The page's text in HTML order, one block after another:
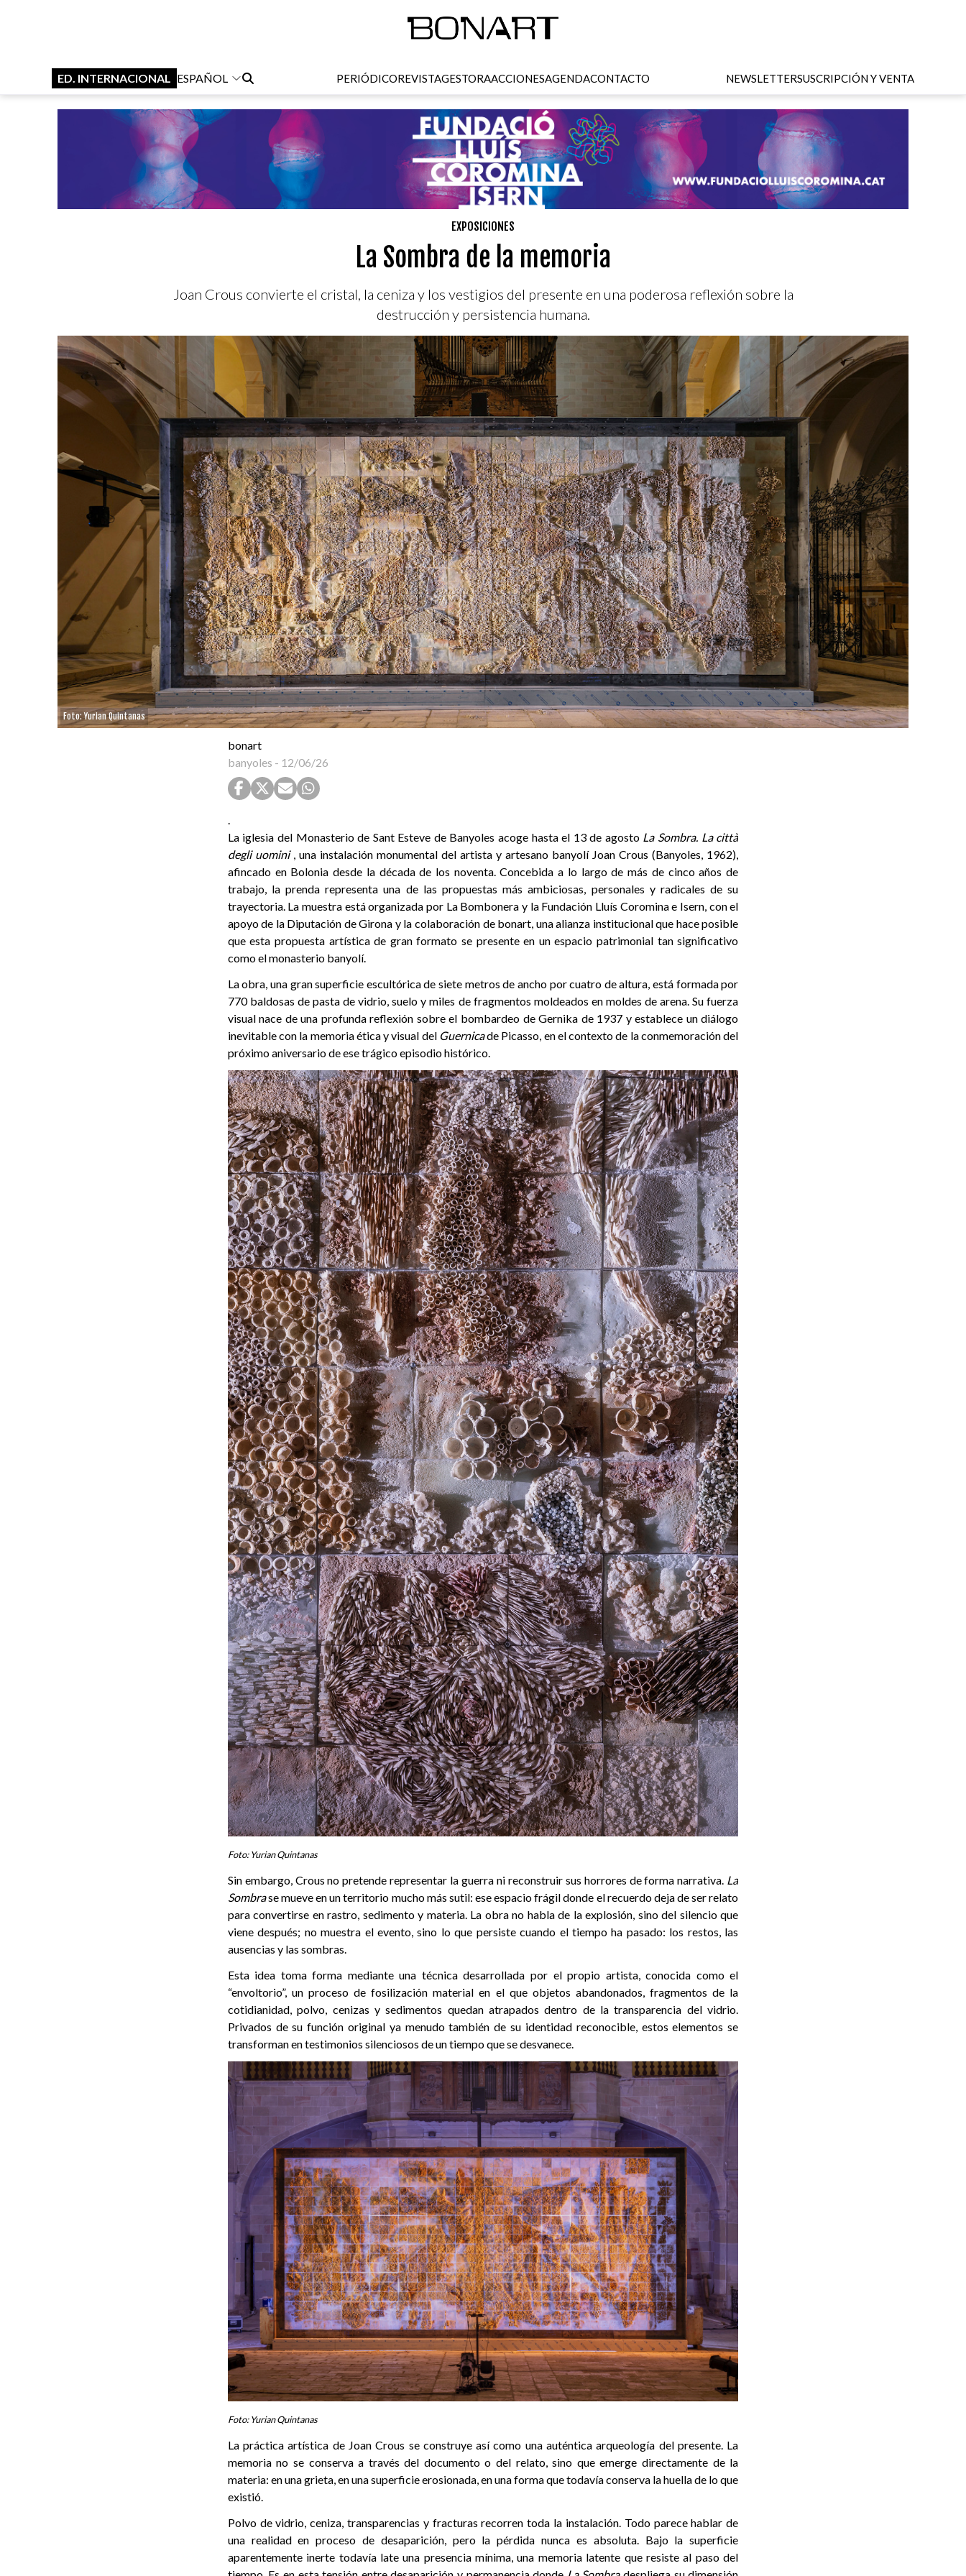
ED. INTERNACIONAL ESPAÑOL PERIÓDICOREVISTAGESTORAACCIONESAGENDACONTACTO NEWSLETTERSUSCRIPCIÓN Y VENTA
EXPOSICIONES
La Sombra de la memoria
Joan Crous convierte el cristal, la ceniza y los vestigios del presente en una poderosa reflexión sobre la
destrucción y persistencia humana.
Foto: Yurian Quintanas
bonart
banyoles - 12/06/26
.
La iglesia del Monasterio de Sant Esteve de Banyoles acoge hasta el 13 de agosto La Sombra. La città
degli uomini, una instalación monumental del artista y artesano banyolí Joan Crous (Banyoles, 1962),
afincado en Bolonia desde la década de los noventa. Concebida a lo largo de más de cinco años de
trabajo, la prenda representa una de las propuestas más ambiciosas, personales y radicales de su
trayectoria. La muestra está organizada por La Bombonera y la Fundación Lluís Coromina e Isern, con el
apoyo de la Diputación de Girona y la colaboración de bonart, una alianza institucional que hace posible
que esta propuesta artística de gran formato se presente en un espacio patrimonial tan significativo
como el monasterio banyolí.
La obra, una gran superficie escultórica de siete metros de ancho por cuatro de altura, está formada por
770 baldosas de pasta de vidrio, suelo y miles de fragmentos moldeados en moldes de arena. Su fuerza
visual nace de una profunda reflexión sobre el bombardeo de Gernika de 1937 y establece un diálogo
inevitable con la memoria ética y visual del Guernicade Picasso, en el contexto de la conmemoración del
próximo aniversario de ese trágico episodio histórico.
Foto: Yurian Quintanas
Sin embargo, Crous no pretende representar la guerra ni reconstruir sus horrores de forma narrativa. La
Sombrase mueve en un territorio mucho más sutil: ese espacio frágil donde el recuerdo deja de ser relato
para convertirse en rastro, sedimento y materia. La obra no habla de la explosión, sino del silencio que
viene después; no muestra el evento, sino lo que persiste cuando el tiempo ha pasado: los restos, las
ausencias y las sombras.
Esta idea toma forma mediante una técnica desarrollada por el propio artista, conocida como el
“envoltorio”, un proceso de fosilización material en el que objetos abandonados, fragmentos de la
cotidianidad, polvo, cenizas y sedimentos quedan atrapados dentro de la transparencia del vidrio.
Privados de su función original ya menudo también de su identidad reconocible, estos elementos se
transforman en testimonios silenciosos de un tiempo que se desvanece.
Foto: Yurian Quintanas
La práctica artística de Joan Crous se construye así como una auténtica arqueología del presente. La
memoria no se conserva a través del documento o del relato, sino que emerge directamente de la
materia: en una grieta, en una superficie erosionada, en una forma que todavía conserva la huella de lo que
existió.
Polvo de vidrio, ceniza, transparencias y fracturas recorren toda la instalación. Todo parece hablar de
una realidad en proceso de desaparición, pero la pérdida nunca es absoluta. Bajo la superficie
aparentemente inerte todavía late una presencia mínima, una memoria latente que resiste al paso del